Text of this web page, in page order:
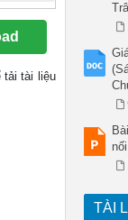
tải tài liệu
TÀI